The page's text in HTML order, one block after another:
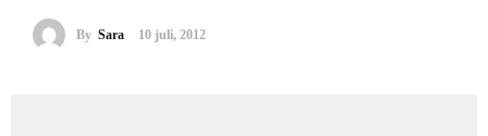
By Sara 10 juli, 2012